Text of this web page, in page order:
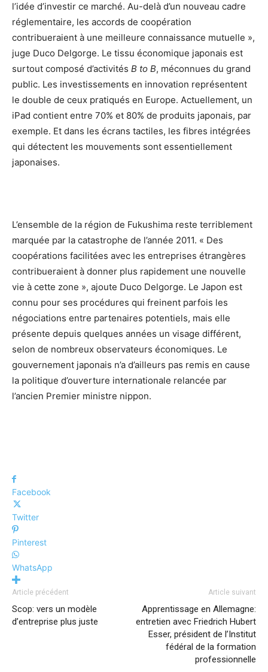
l’idée d’investir ce marché. Au-delà d’un nouveau cadre
réglementaire, les accords de coopération
contribueraient à une meilleure connaissance mutuelle »,
juge Duco Delgorge. Le tissu économique japonais est
surtout composé d’activités B to B, méconnues du grand
public. Les investissements en innovation représentent
le double de ceux pratiqués en Europe. Actuellement, un
iPad contient entre 70% et 80% de produits japonais, par
exemple. Et dans les écrans tactiles, les fibres intégrées
qui détectent les mouvements sont essentiellement
japonaises.
L’ensemble de la région de Fukushima reste terriblement
marquée par la catastrophe de l’année 2011. « Des
coopérations facilitées avec les entreprises étrangères
contribueraient à donner plus rapidement une nouvelle
vie à cette zone », ajoute Duco Delgorge. Le Japon est
connu pour ses procédures qui freinent parfois les
négociations entre partenaires potentiels, mais elle
présente depuis quelques années un visage différent,
selon de nombreux observateurs économiques. Le
gouvernement japonais n’a d’ailleurs pas remis en cause
la politique d’ouverture internationale relancée par
l’ancien Premier ministre nippon.
Facebook
Twitter
Pinterest
WhatsApp
Article précédent
Scop: vers un modèle
d’entreprise plus juste
Article suivant
Apprentissage en Allemagne:
entretien avec Friedrich Hubert
Esser, président de l’Institut
fédéral de la formation
professionnelle